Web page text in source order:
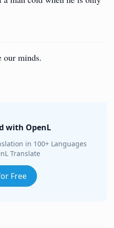
our minds.
with OpenL
in 100+ Languages
Translate
Free